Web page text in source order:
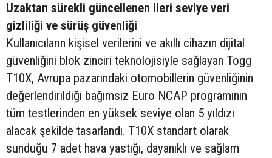
Uzaktan sürekli güncellenen ileri seviye veri
gizliliği ve sürüş güvenliği
Kullanıcıların kişisel verilerini ve akıllı cihazın dijital
güvenliğini blok zinciri teknolojisiyle sağlayan Togg
T10X, Avrupa pazarındaki otomobillerin güvenliğinin
değerlendirildiği bağımsız Euro NCAP programının
tüm testlerinden en yüksek seviye olan 5 yıldızı
alacak şekilde tasarlandı. T10X standart olarak
sunduğu 7 adet hava yastığı, dayanıklı ve sağlam